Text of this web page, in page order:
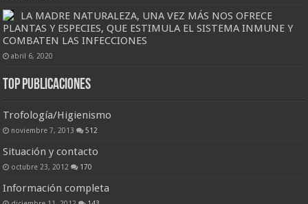
LA MADRE NATURALEZA, UNA VEZ MÁS NOS OFRECE
PLANTAS Y ESPECIES, QUE ESTIMULA EL SISTEMA INMUNE Y
COMBATEN LAS INFECCIONES
abril 6, 2020
Top Publicaciones
Trofología/Higienismo
noviembre 7, 2013 512
Situación y contacto
octubre 23, 2012 170
Información completa